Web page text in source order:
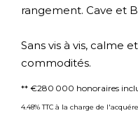
rangement. Cave et
Sans vis à vis, calme
commodités.
** €280 000 honoraires
4.48% TTC à la charge de